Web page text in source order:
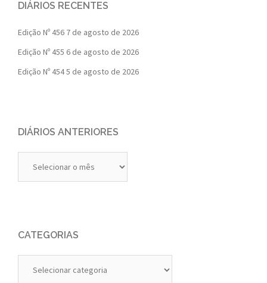
DIÁRIOS RECENTES
Edição Nº 456 7 de agosto de 2026
Edição Nº 455 6 de agosto de 2026
Edição Nº 4545 de agosto de 2026
DIÁRIOS ANTERIORES
Anteriores
CATEGORIAS